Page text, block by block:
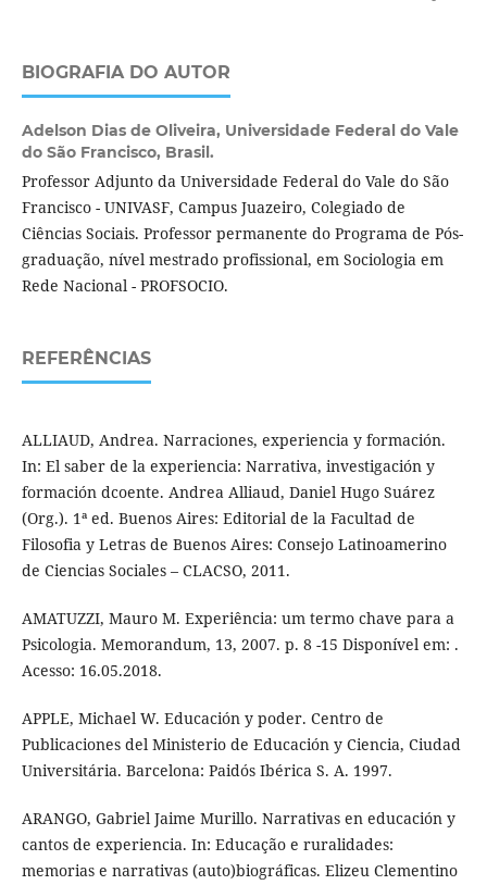
BIOGRAFIA DO AUTOR
Adelson Dias de Oliveira, Universidade Federal do Vale
do São Francisco, Brasil.
Professor Adjunto da Universidade Federal do Vale do São
Francisco - UNIVASF, Campus Juazeiro, Colegiado de
Ciências Sociais. Professor permanente do Programa de Pós-
graduação, nível mestrado profissional, em Sociologia em
Rede Nacional - PROFSOCIO.
REFERÊNCIAS
ALLIAUD, Andrea. Narraciones, experiencia y formación.
In: El saber de la experiencia: Narrativa, investigación y
formación dcoente. Andrea Alliaud, Daniel Hugo Suárez
(Org.). 1ª ed. Buenos Aires: Editorial de la Facultad de
Filosofia y Letras de Buenos Aires: Consejo Latinoamerino
de Ciencias Sociales – CLACSO, 2011.
AMATUZZI, Mauro M. Experiência: um termo chave para a
Psicologia. Memorandum, 13, 2007. p. 8 -15 Disponível em: .
Acesso: 16.05.2018.
APPLE, Michael W. Educación y poder. Centro de
Publicaciones del Ministerio de Educación y Ciencia, Ciudad
Universitária. Barcelona: Paidós Ibérica S. A. 1997.
ARANGO, Gabriel Jaime Murillo. Narrativas en educación y
cantos de experiencia. In: Educação e ruralidades:
memorias e narrativas (auto)biográficas. Elizeu Clementino